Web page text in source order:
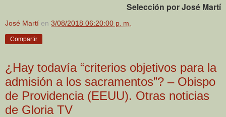
Selección por José Martí
José Martí en 3/08/2018 06:20:00 p. m.
Compartir
¿Hay todavía “criterios objetivos para la
admisión a los sacramentos”? – Obispo
de Providencia (EEUU). Otras noticias
de Gloria TV